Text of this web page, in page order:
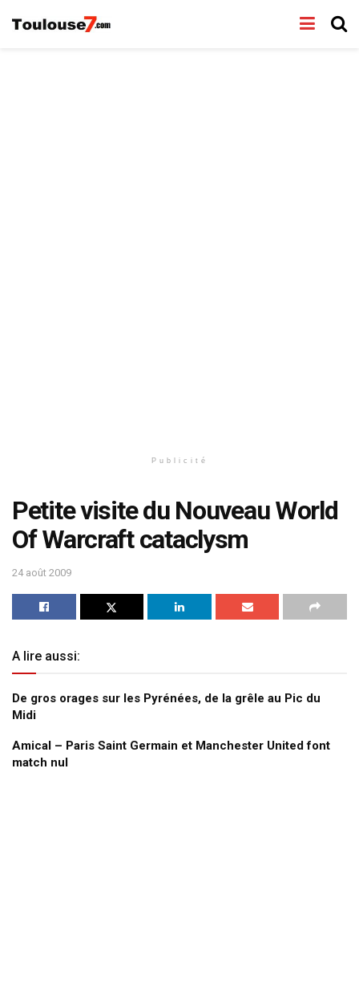
Publicité
Petite visite du Nouveau World
Of Warcraft cataclysm
24 août 2009
A lire aussi:
De gros orages sur les Pyrénées, de la grêle au Pic du
Midi
Amical – Paris Saint Germain et Manchester United font
match nul